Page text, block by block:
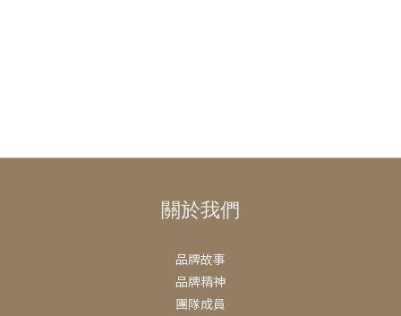
關於我們
品牌故事
品牌精神
團隊成員